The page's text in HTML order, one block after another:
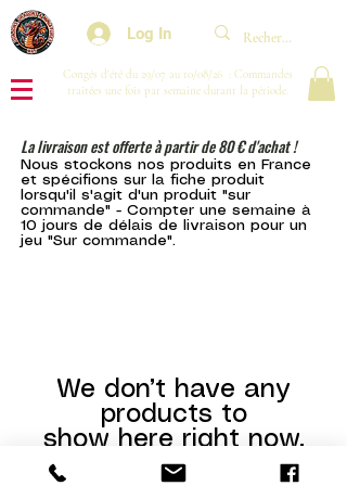
Log In
Congés d'été du 29/07 au 10/08/26 : Commandes
traitées une fois par semaine durant la période.
La livraison est offerte à partir de 80 € d'achat !
Nous stockons nos produits en France
et spécifions sur la fiche produit
lorsqu'il s'agit d'un produit "sur
commande" - Compter une semaine à
10 jours de délais de livraison pour un
jeu "Sur commande".
We don’t have any
products to
show here right now.